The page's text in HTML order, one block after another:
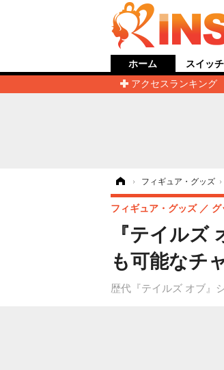
ホーム
アクセスランキング
スイッ
› フィギュア・グッズ ›
『テイルズ
も可能なチ
歴代『テイルズ オブ』
フィギュア・グッズ グ